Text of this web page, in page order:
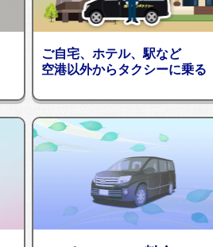
ご自宅、ホテル、駅など
空港以外からタクシーに乗る